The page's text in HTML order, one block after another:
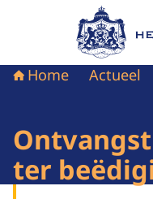
Naar de
Home Actueel
ter